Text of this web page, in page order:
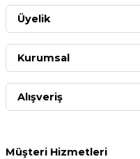
Müşteri Hizmetleri
Üyelik
Kurumsal
Alışveriş